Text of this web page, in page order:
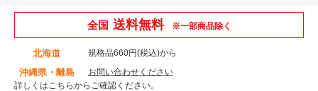
全国 送料無料 ※一部商品除く
北海道 規格品660円(税込)から
沖縄県・離島
お問い合わせください
詳しくはこちらからご確認ください。